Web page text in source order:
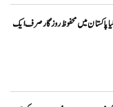
پاکستان میں محفوظ روزگار صرف ایک